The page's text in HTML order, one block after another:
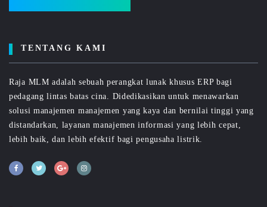
TENTANG KAMI
Raja MLM adalah sebuah perangkat lunak khusus ERP bagi
pedagang lintas batas cina. Didedikasikan untuk menawarkan
solusi manajemen manajemen yang kaya dan bernilai tinggi yang
distandarkan, layanan manajemen informasi yang lebih cepat,
lebih baik, dan lebih efektif bagi pengusaha listrik.